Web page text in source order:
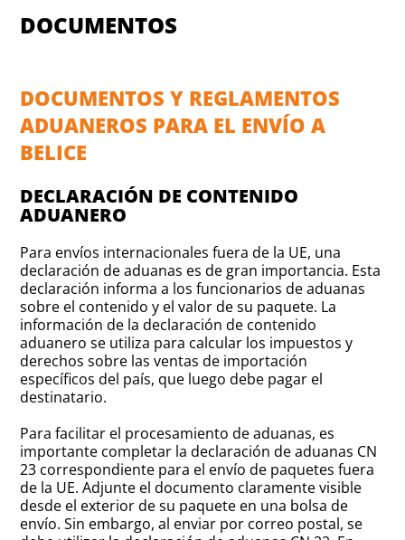
DOCUMENTOS
DOCUMENTOS Y REGLAMENTOS
ADUANEROS PARA EL ENVÍO A
BELICE
DECLARACIÓN DE CONTENIDO
ADUANERO
Para envíos internacionales fuera de la UE, una
declaración de aduanas es de gran importancia. Esta
declaración informa a los funcionarios de aduanas
sobre el contenido y el valor de su paquete. La
información de la declaración de contenido
aduanero se utiliza para calcular los impuestos y
derechos sobre las ventas de importación
específicos del país, que luego debe pagar el
destinatario.
Para facilitar el procesamiento de aduanas, es
importante completar la declaración de aduanas CN
23 correspondiente para el envío de paquetes fuera
de la UE. Adjunte el documento claramente visible
desde el exterior de su paquete en una bolsa de
envío. Sin embargo, al enviar por correo postal, se